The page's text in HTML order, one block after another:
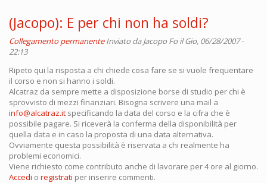
(Jacopo): E per chi non ha soldi?
Collegamento permanente Inviato daJacopo Fo il Gio, 06/28/2007 -
22:13
Ripeto qui la risposta a chi chiede cosa fare se si vuole frequentare
il corso e non si hanno i soldi.
Alcatraz da sempre mette a disposizione borse di studio per chi è
sprovvisto di mezzi finanziari. Bisogna scrivere una mail a
info@alcatraz.it specificando la data del corso e la cifra che è
possibile pagare. Si riceverà la conferma della disponibilità per
quella data e in caso la proposta di una data alternativa.
Ovviamente questa possibilità è riservata a chi realmente ha
problemi economici.
Viene richiesto come contributo anche di lavorare per 4 ore al giorno.
Accedi o registrati per inserire commenti.